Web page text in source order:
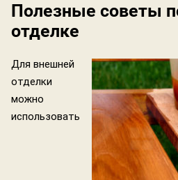
Полезные советы
отделке
Для внешней
отделки
можно
использовать